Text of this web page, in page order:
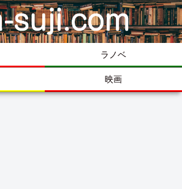
ラノベ
映画